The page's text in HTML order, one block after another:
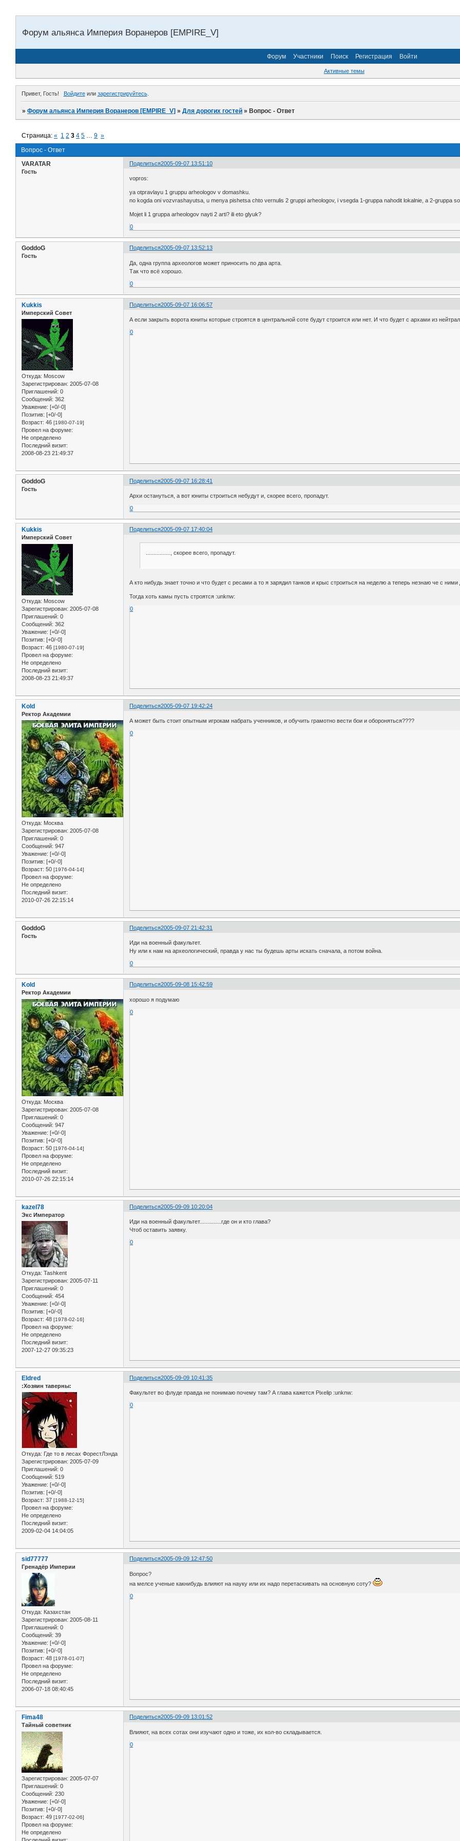
Форум альянса Империя Воранеров [EMPIRE_V]
Форум Участники Поиск Регистрация Войти
Активные темы
Привет, Гость! Войдитеили зарегистрируйтесь.
»Форум альянса Империя Воранеров [EMPIRE_V] »Для дорогих гостей »Вопрос - Ответ
Вопрос - Ответ
Страница:« 1 2 3 4 5 … 9 »
Поделиться2005-09-07 13:51:10
VARATAR
Гость
vopros:
ya otpravlayu 1 gruppu arheologov v domashku.
no kogda oni vozvrashayutsa, u menya pishetsa chto vernulis 2 gruppi arheologov, i vsegda 1-gruppa nahodit lokalnie, a 2-gruppa
Mojet li 1 gruppa arheologov nayti 2 arti? ili eto glyuk?
0
Поделиться2005-09-07 13:52:13
GoddoG
Гость
Да, одна группа археологов может приносить по два арта.
Так что всё хорошо.
0
Поделиться2005-09-07 16:06:57
Kukkis
Имперский Совет
Откуда: Moscow
Зарегистрирован: 2005-07-08
Приглашений: 0
Сообщений: 362
Уважение: [+0/-0]
Позитив: [+0/-0]
Возраст: 46 [1980-07-19]
Провел на форуме:
Не определено
Последний визит:
2008-08-23 21:49:37
А если закрыть ворота юниты которые строятся в центральной соте будут строится или нет. И что будет с архами из
0
Поделиться2005-09-07 16:28:41
GoddoG
Гость
Архи остануться, а вот юниты строиться небудут и, скорее всего, пропадут.
0
Поделиться2005-09-07 17:40:04
Kukkis
Имперский Совет
Откуда: Moscow
Зарегистрирован: 2005-07-08
Приглашений: 0
Сообщений: 362
Уважение: [+0/-0]
Позитив: [+0/-0]
Возраст: 46 [1980-07-19]
Провел на форуме:
Не определено
Последний визит:
2008-08-23 21:49:37
................, скорее всего, пропадут.
А кто нибудь знает точно и что будет с ресами а то я зарядил танков и крыс строиться на неделю а теперь незнаю че с
Тогда хоть камы пусть строятся :unknw:
0
Поделиться2005-09-07 19:42:24
Kold
Ректор Академии
Откуда: Москва
Зарегистрирован: 2005-07-08
Приглашений: 0
Сообщений: 947
Уважение: [+0/-0]
Позитив: [+0/-0]
Возраст: 50 [1976-04-14]
Провел на форуме:
Не определено
Последний визит:
2010-07-26 22:15:14
А может быть стоит опытным игрокам набрать ученников, и обучить грамотно вести бои и обороняться????
0
Поделиться2005-09-07 21:42:31
GoddoG
Гость
Иди на военный факультет.
Ну или к нам на археологический, правда у нас ты будешь арты искать сначала, а потом война.
0
Поделиться2005-09-08 15:42:59
Kold
Ректор Академии
Откуда: Москва
Зарегистрирован: 2005-07-08
Приглашений: 0
Сообщений: 947
Уважение: [+0/-0]
Позитив: [+0/-0]
Возраст: 50 [1976-04-14]
Провел на форуме:
Не определено
Последний визит:
2010-07-26 22:15:14
хорошо я подумаю
0
Поделиться2005-09-09 10:20:04
kazel78
Экс Император
Откуда: Tashkent
Зарегистрирован: 2005-07-11
Приглашений: 0
Сообщений: 454
Уважение: [+0/-0]
Позитив: [+0/-0]
Возраст: 48 [1978-02-16]
Провел на форуме:
Не определено
Последний визит:
2007-12-27 09:35:23
Иди на военный факультет..............где он и кто глава?
Чтоб оставить заявку.
0
Поделиться2005-09-09 10:41:35
Eldred
:Хозяин таверны:
Откуда: Где то в лесах ФорестЛэнда
Зарегистрирован: 2005-07-09
Приглашений: 0
Сообщений: 519
Уважение: [+0/-0]
Позитив: [+0/-0]
Возраст: 37 [1988-12-15]
Провел на форуме:
Не определено
Последний визит:
2009-02-04 14:04:05
Факультет во флуде правда не понимаю почему там? А глава кажется Pixelip :unknw:
0
Поделиться2005-09-09 12:47:50
sid77777
Гренадёр Империи
Откуда: Казахстан
Зарегистрирован: 2005-08-11
Приглашений: 0
Сообщений: 39
Уважение: [+0/-0]
Позитив: [+0/-0]
Возраст: 48 [1978-01-07]
Провел на форуме:
Не определено
Последний визит:
2006-07-18 08:40:45
Вопрос?
на мелсе ученые какнибудь влияют на науку или их надо перетаскивать на основную соту?
0
Поделиться2005-09-09 13:01:52
Fima48
Тайный советник
Зарегистрирован: 2005-07-07
Приглашений: 0
Сообщений: 230
Уважение: [+0/-0]
Позитив: [+0/-0]
Возраст: 49 [1977-02-06]
Провел на форуме:
Не определено
Влияют, на всех сотах они изучают одно и тоже, их кол-во складывается.
0